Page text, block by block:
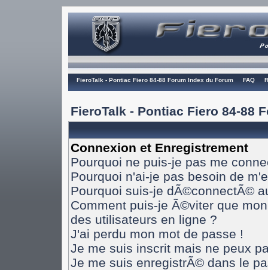
FieroTalk - Pontiac Fiero 84-88 Forum Index du Forum FAQ
FieroTalk - Pontiac Fiero 84-88
Connexion et Enregistrement
Pourquoi ne puis-je pas me
Pourquoi n'ai-je pas besoin de
Pourquoi suis-je dÃ©connectÃ©
Comment puis-je Ã©viter que
des utilisateurs en ligne ?
J'ai perdu mon mot de passe !
Je me suis inscrit mais ne peux
Je me suis enregistrÃ© dans le